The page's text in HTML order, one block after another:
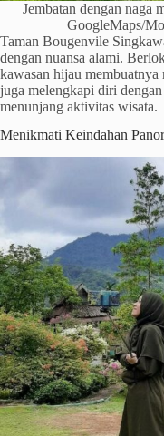
Jembatan dengan naga
GoogleMaps/
Taman Bougenvile
dengan nuansa alami.
kawasan hijau
juga melengkapi diri
menunjang aktivitas wisata.
Menikmati Keindahan